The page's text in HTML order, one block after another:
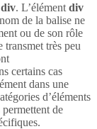
div. L’élément div
de la balise ne
ou de son rôle
transmet très peu
certains cas
dans une
d’éléments
de